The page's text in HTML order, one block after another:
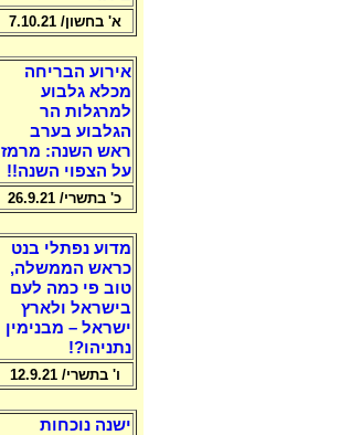
א' בחשון/ 7.10.21
אירוע הבריחה
מכלא גלבוע
למרגלות הר
הגלבוע בערב
ראש השנה: מרמז
על הצפוי השנה!!
כ' בתשרי/ 26.9.21
מדוע נפתלי בנט
כראש הממשלה,
טוב פי כמה לעם
בישראל ולארץ
ישראל – מבנימין
נתניהו?!
ו' בתשרי/ 12.9.21
ישנה נוכחות